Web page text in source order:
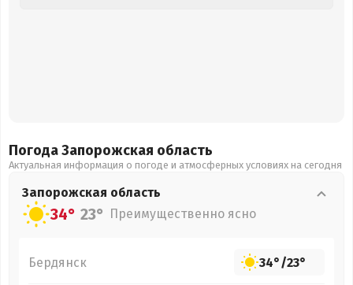
Погода Запорожская область
Актуальная информация о погоде и атмосферных условиях на сегодня
Запорожская область
34° 23° Преимущественно ясно
Бердянск 34°/23°